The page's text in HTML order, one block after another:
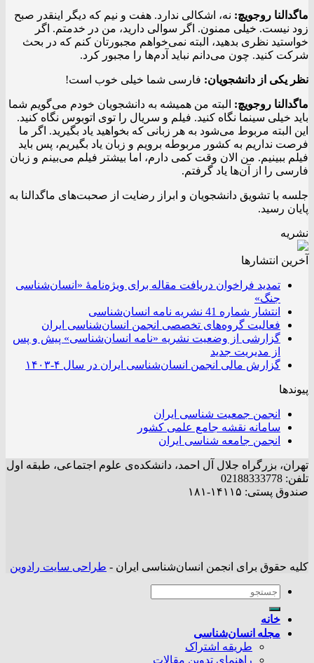
ماگدالنا روجویچ: نه، اشکالی ندارد. هفت و نیم که دیگر اینقدر صبح
زود نیست. خیلی ممنون. اگر سوالی دارید، من در خدمتم. اگر
خواستید نظری بدهید، البته نمی‌خواهم مجبورتان کنم که در بحث
شرکت کنید. چون می‌دانم نباید آدم‌ها را مجبور کرد.
نظر یکی از دانشجویان: فارسی شما خیلی خوب است!
ماگدالنا روجویچ: البته من همیشه به دانشجویان خودم می‌گویم شما
باید خیلی سینما نگاه کنید. فیلم و سریال را توی اتوبوس نگاه کنید.
این البته مربوط می‌شود به هر زبانی که بخواهید یاد بگیرید. اگر ما
فرصت نداریم به کشور مربوطه برویم و زبان یاد بگیریم، پس باید
فیلم ببینیم. من الان وقت کمی دارم، اما بیشتر فیلم می‌بینم و زبان
فارسی را از آن‌ها یاد گرفتم.
جلسه با تشویق دانشجویان و ابراز رضایت از صحبت‌های ماگدالنا به
پایان رسید.
نشریه
آخرین انتشار‌ها
تمدید فراخوان دریافت مقاله برای ویژه‌نامۀ «انسان‌شناسی
جنگ»
انتشار شماره 41 نشریه نامه انسان‌شناسی
فعالیت گروه‌های تخصصی انجمن انسان‌شناسی ایران
گزارشی از وضعیت نشریه «نامه انسان‌شناسی» پیش و پس
از مدیریت جدید
گزارش مالی انجمن انسان‌شناسی ایران در سال ۴-۱۴۰۳
پیوندها
انجمن جمعیت شناسی ایران
سامانه نقشه جامع علمی کشور
انجمن جامعه شناسی ایران
تهران، بزرگراه جلال آل احمد، دانشکده‌ی علوم اجتماعی، طبقه اول
تلفن: 02188333778
صندوق پستی: ۱۴۱۱۵-۱۸۱
کلیه حقوق برای انجمن انسان‌شناسی ایران - طراحی سایت رادوین
خانه
مجله انسان‌شناسی
طریقه اشتراک
راهنمای تدوین مقالات